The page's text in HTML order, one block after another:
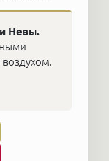
Невы.